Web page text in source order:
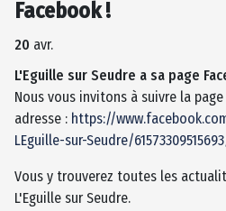
Facebook !
20 avr.
L'Eguille sur Seudre a sa page
Nous vous invitons à suivre la
adresse : https://
LEguille-sur-Seudre/
Vous y trouverez toutes les
L'Eguille sur Seudre.